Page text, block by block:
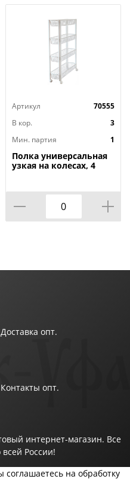
мм
каркаса - чёрный
Артикул
70555
В кор.
3
Мин. партия
1
Полка универсальная
узкая на колесах, 4
Доставка опт.
Контакты опт.
интернет-магазин. Все
России!
соглашаетесь на обработку